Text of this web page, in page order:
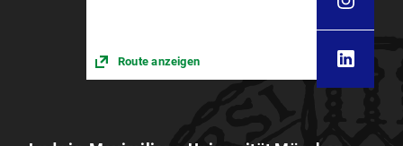
Route anzeigen